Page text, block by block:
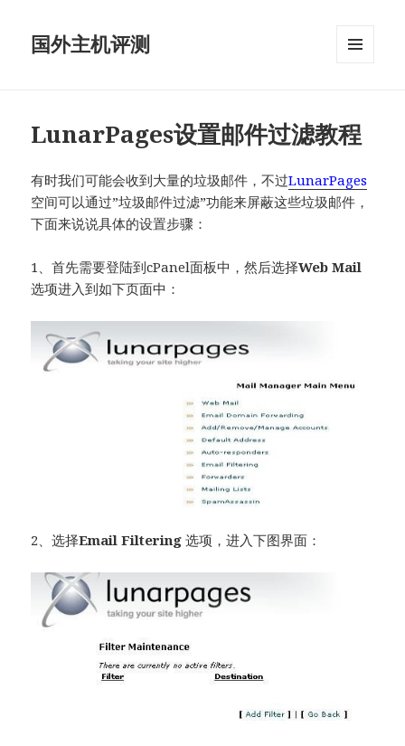
国外主机评测
LunarPages设置邮件过滤教程
有时我们可能会收到大量的垃圾邮件，不过LunarPages
空间可以通过”垃圾邮件过滤”功能来屏蔽这些垃圾邮件，
下面来说说具体的设置步骤：
1、首先需要登陆到cPanel面板中，然后选择Web Mail
选项进入到如下页面中：
2、选择Email Filtering 选项，进入下图界面：